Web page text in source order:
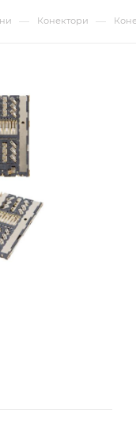
— Конектори —